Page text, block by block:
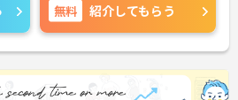
無料 紹介してもらう